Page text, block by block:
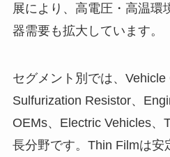
展により、高電圧・高温環
器需要も拡大しています。
セグメント別では、Vehicle
Sulfurization Resistor、
OEMs、Electric Vehicles、
長分野です。Thin Filmは安